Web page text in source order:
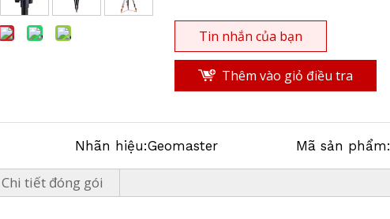
Tin nhắn của bạn
Thêm vào giỏ điều tra
Nhãn hiệu:Geomaster Mã sản phẩm:
Chi tiết đóng gói